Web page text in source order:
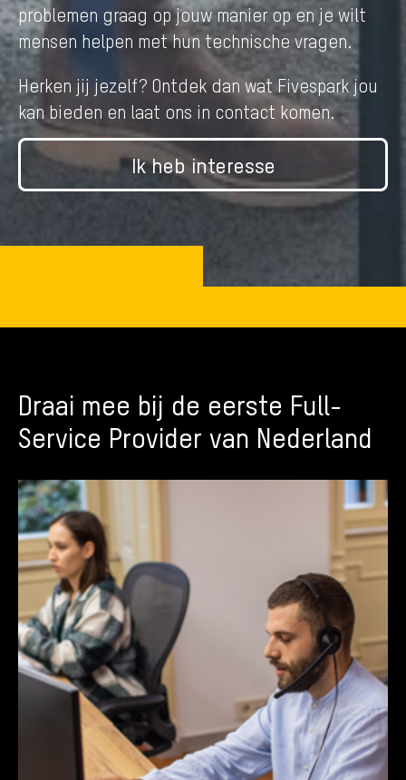
problemen graag op jouw manier op en je wilt
mensen helpen met hun technische vragen.
Herken jij jezelf? Ontdek dan wat Fivespark jou
kan bieden en laat ons in contact komen.
Ik heb interesse
Draai mee bij de eerste Full-
Service Provider van Nederland